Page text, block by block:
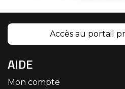
Accès au portail
AIDE
Mon compte